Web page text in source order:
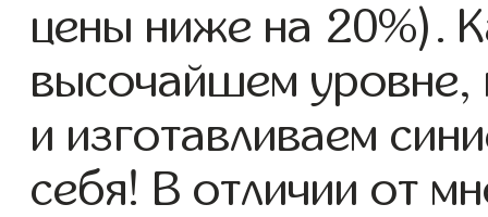
цены ниже на 20%).
высочайшем
и изготавливаем
себя! В отличии от